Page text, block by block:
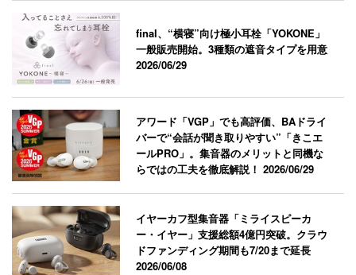
final、“横寝”向け極小耳栓「YOKONE」
一般販売開始。3種類の遮音タイプを用意
2026/06/29
アワード「VGP」でも高評価、BAドライ
バーで“会話が聞き取りやすい”「きこエ
ールPRO」。集音器のメリットと同機な
らではの工夫を徹底解説！2026/06/29
イヤーカフ型集音器「ミライスピーカ
ー・イヤー」支援総額4億円突破。クラウ
ドファンディング期間も7/20まで延長
2026/06/08